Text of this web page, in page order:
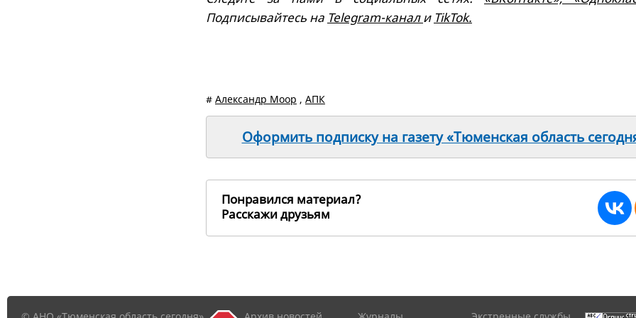
Подписывайтесь на Telegram-канали TikTok.
# Александр Моор , АПК
Оформить подписку на газету «Тюменская область
Понравился материал?
Расскажи друзьям